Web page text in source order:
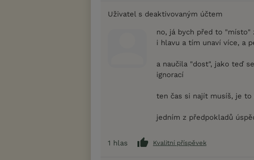
Uživatel s deaktivovaným účtem
no, já bych před to "místo"
i hlavu a tím unaví více, a
a naučila "dost", jako teď
ignorací
ten čas si najít musíš, je
jedním z předpokladů
1 hlas Kvalitní příspěvek